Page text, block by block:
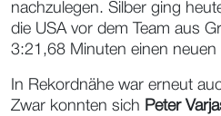
nachzulegen. Silber ging
die USA vor dem Team aus
3:21,68 Minuten einen
In Rekordnähe war erneut
Zwar konnten sich Peter